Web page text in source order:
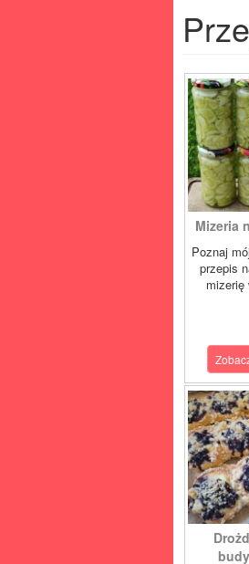
Mizeria
Poznaj
przepis
mizerię